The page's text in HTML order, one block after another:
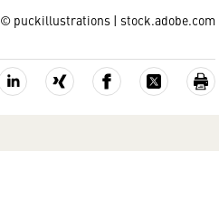
© puckillustrations | stock.adobe.com